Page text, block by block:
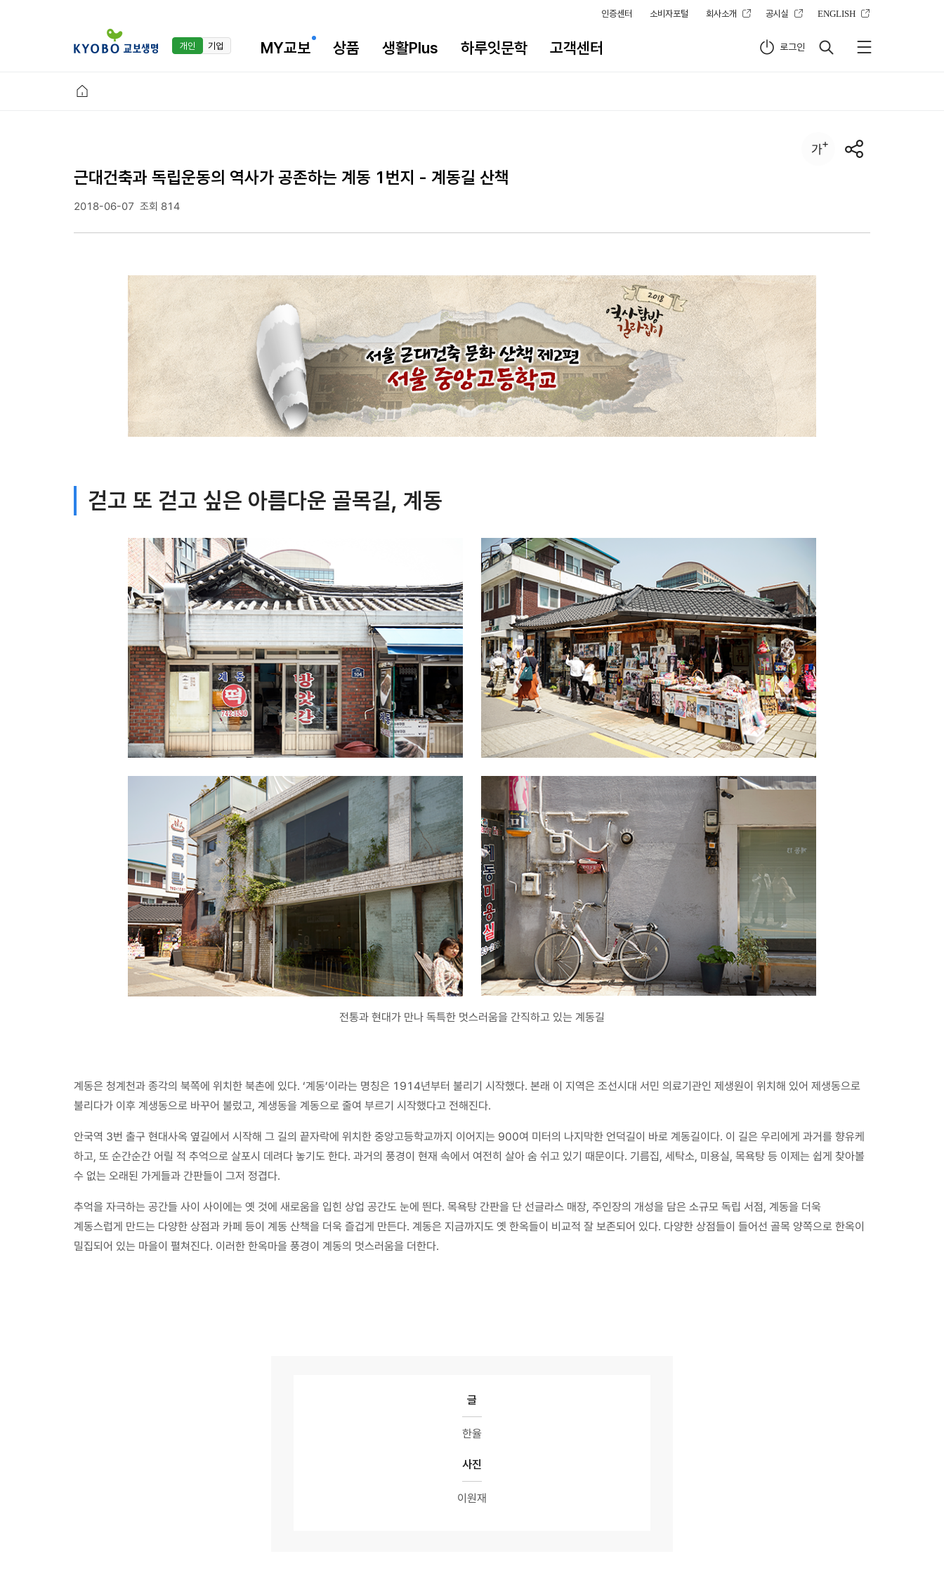
인증센터 소비자포털 회사소개 공시실 ENGLISH
개인 기업 MY교보 상품 생활Plus 하루잇문학 고객센터 로그인
근대건축과 독립운동의 역사가 공존하는 계동 1번지 - 계동길 산책
2018-06-07 조회 814
걷고 또 걷고 싶은 아름다운 골목길, 계동
전통과 현대가 만나 독특한 멋스러움을 간직하고 있는 계동길
계동은 청계천과 종각의 북쪽에 위치한 북촌에 있다. ‘계동’이라는 명칭은 1914년부터 불리기 시작했다. 본래 이 지역은 조선시대 서민 의료기관인 제생원이 위치해 있어 제생동으로
불리다가 이후 계생동으로 바꾸어 불렀고, 계생동을 계동으로 줄여 부르기 시작했다고 전해진다.
안국역 3번 출구 현대사옥 옆길에서 시작해 그 길의 끝자락에 위치한 중앙고등학교까지 이어지는 900여 미터의 나지막한 언덕길이 바로 계동길이다. 이 길은 우리에게 과거를 향유케
하고, 또 순간순간 어릴 적 추억으로 살포시 데려다 놓기도 한다. 과거의 풍경이 현재 속에서 여전히 살아 숨 쉬고 있기 때문이다. 기름집, 세탁소, 미용실, 목욕탕 등 이제는 쉽게 찾아볼
수 없는 오래된 가게들과 간판들이 그저 정겹다.
추억을 자극하는 공간들 사이 사이에는 옛 것에 새로움을 입힌 상업 공간도 눈에 띈다. 목욕탕 간판을 단 선글라스 매장, 주인장의 개성을 담은 소규모 독립 서점, 계동을 더욱
계동스럽게 만드는 다양한 상점과 카페 등이 계동 산책을 더욱 즐겁게 만든다. 계동은 지금까지도 옛 한옥들이 비교적 잘 보존되어 있다. 다양한 상점들이 들어선 골목 양쪽으로 한옥이
밀집되어 있는 마을이 펼쳐진다. 이러한 한옥마을 풍경이 계동의 멋스러움을 더한다.
글
한율
사진
이원재